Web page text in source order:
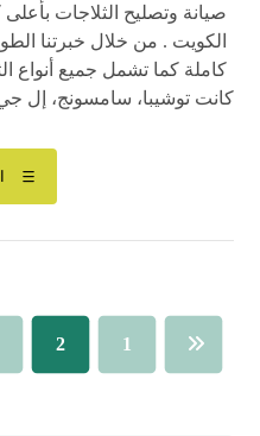
صيانة وتصليح الثلاجات
الكويت . من خلال خبرتنا
كاملة كما تشمل جميع أنواع
كانت توشيبا، سامسونج، إل
1
2